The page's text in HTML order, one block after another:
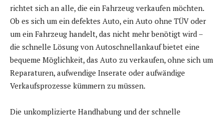
richtet sich an alle, die ein Fahrzeug verkaufen möchten.
Ob es sich um ein defektes Auto, ein Auto ohne TÜV oder
um ein Fahrzeug handelt, das nicht mehr benötigt wird –
die schnelle Lösung von Autoschnellankauf bietet eine
bequeme Möglichkeit, das Auto zu verkaufen, ohne sich um
Reparaturen, aufwendige Inserate oder aufwändige
Verkaufsprozesse kümmern zu müssen.
Die unkomplizierte Handhabung und der schnelle